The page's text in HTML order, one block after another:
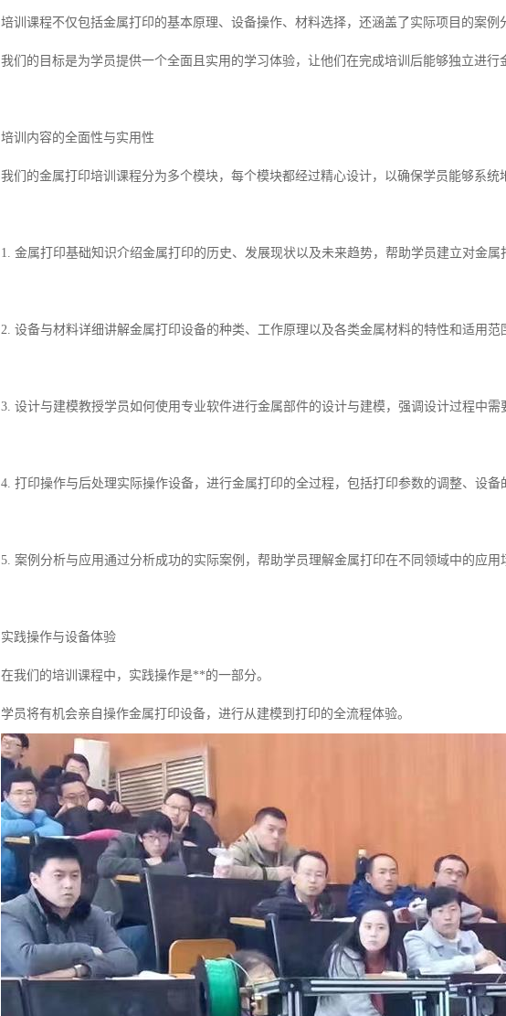
培训课程不仅包括金属打印的基本原理、设备操作、材料选择，还涵盖了实际项目的案
我们的目标是为学员提供一个全面且实用的学习体验，让他们在完成培训后能够独立进行
培训内容的全面性与实用性
我们的金属打印培训课程分为多个模块，每个模块都经过精心设计，以确保学员能够系统
1. 金属打印基础知识介绍金属打印的历史、发展现状以及未来趋势，帮助学员建立对金属
2. 设备与材料详细讲解金属打印设备的种类、工作原理以及各类金属材料的特性和适用范
3. 设计与建模教授学员如何使用专业软件进行金属部件的设计与建模，强调设计过程中需
4. 打印操作与后处理实际操作设备，进行金属打印的全过程，包括打印参数的调整、设
5. 案例分析与应用通过分析成功的实际案例，帮助学员理解金属打印在不同领域中的应用
实践操作与设备体验
在我们的培训课程中，实践操作是**的一部分。
学员将有机会亲自操作金属打印设备，进行从建模到打印的全流程体验。